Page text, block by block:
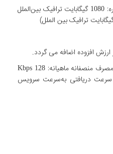
سقف مصرف منصفانه کل دوره: 1080 گیگابایت ترافیک بین‌الملل
سرعت پس از اتمام ترافیک مصرف منصفانه ماهیانه: Kbps 128
سرعت دریافتی به‌سرعت سرویس